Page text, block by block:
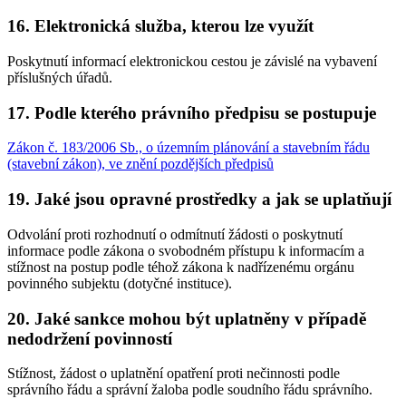
16. Elektronická služba, kterou lze využít
Poskytnutí informací elektronickou cestou je závislé na vybavení
příslušných úřadů.
17. Podle kterého právního předpisu se postupuje
Zákon č. 183/2006 Sb., o územním plánování a stavebním řádu
(stavební zákon), ve znění pozdějších předpisů
19. Jaké jsou opravné prostředky a jak se uplatňují
Odvolání proti rozhodnutí o odmítnutí žádosti o poskytnutí
informace podle zákona o svobodném přístupu k informacím a
stížnost na postup podle téhož zákona k nadřízenému orgánu
povinného subjektu (dotyčné instituce).
20. Jaké sankce mohou být uplatněny v případě
nedodržení povinností
Stížnost, žádost o uplatnění opatření proti nečinnosti podle
správního řádu a správní žaloba podle soudního řádu správního.